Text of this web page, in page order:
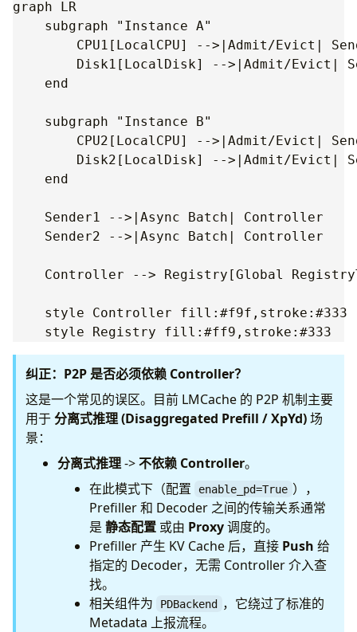
graph LR
    subgraph "Instance A"
CPU1[LocalCPU] -->|Admit/Evict|
Disk1[LocalDisk] -->|Admit/Evict|
    end
    subgraph "Instance B"
CPU2[LocalCPU] -->|Admit/Evict|
Disk2[LocalDisk] -->|Admit/Evict|
    end
    Sender1 -->|Async Batch| Controller
    Sender2 -->|Async Batch| Controller
Controller --> Registry[Global
    style Controller fill:#f9f,stroke:#333
纠正：P2P 是否必须依赖 Controller？
这是一个常见的误区。目前 LMCache 的 P2P 机制主要
用于分离式推理 (Disaggregated Prefill / XpYd)场
景：
分离式推理->不依赖 Controller。
在此模式下（配置
enable_pd=True ），
Prefiller 和 Decoder 之间的传输关系通常
是 静态配置 或由 Proxy调度的。
Prefiller 产生 KV Cache 后，直接 Push 给
指定的 Decoder，无需 Controller 介入查
找。
相关组件为
PDBackend
，它绕过了标准的
Metadata 上报流程。